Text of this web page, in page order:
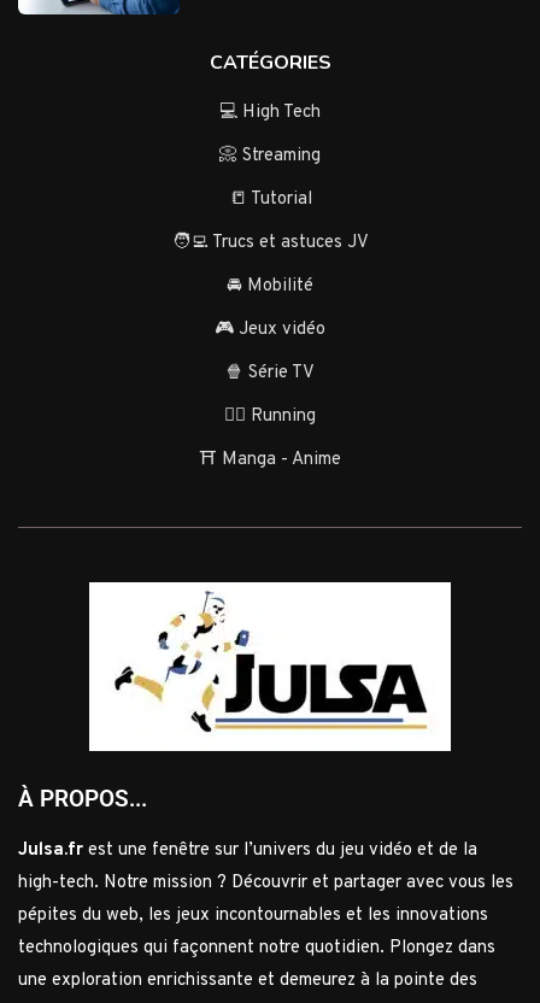
CATÉGORIES
💻 High Tech
📀 Streaming
📒 Tutorial
🧑‍💻 Trucs et astuces JV
🚘 Mobilité
🎮 Jeux vidéo
🍿 Série TV
🏃‍♂️ Running
⛩️ Manga - Anime
À PROPOS...
Julsa.fr est une fenêtre sur l’univers du jeu vidéo et de la
high-tech. Notre mission ? Découvrir et partager avec vous les
pépites du web, les jeux incontournables et les innovations
technologiques qui façonnent notre quotidien. Plongez dans
une exploration enrichissante et demeurez à la pointe des